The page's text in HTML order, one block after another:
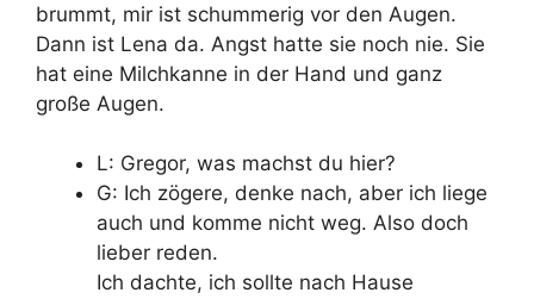
brummt, mir ist schummerig vor den Augen.
Dann ist Lena da. Angst hatte sie noch nie. Sie
hat eine Milchkanne in der Hand und ganz
große Augen.
L: Gregor, was machst du hier?
G: Ich zögere, denke nach, aber ich liege
auch und komme nicht weg. Also doch
lieber reden.
Ich dachte, ich sollte nach Hause